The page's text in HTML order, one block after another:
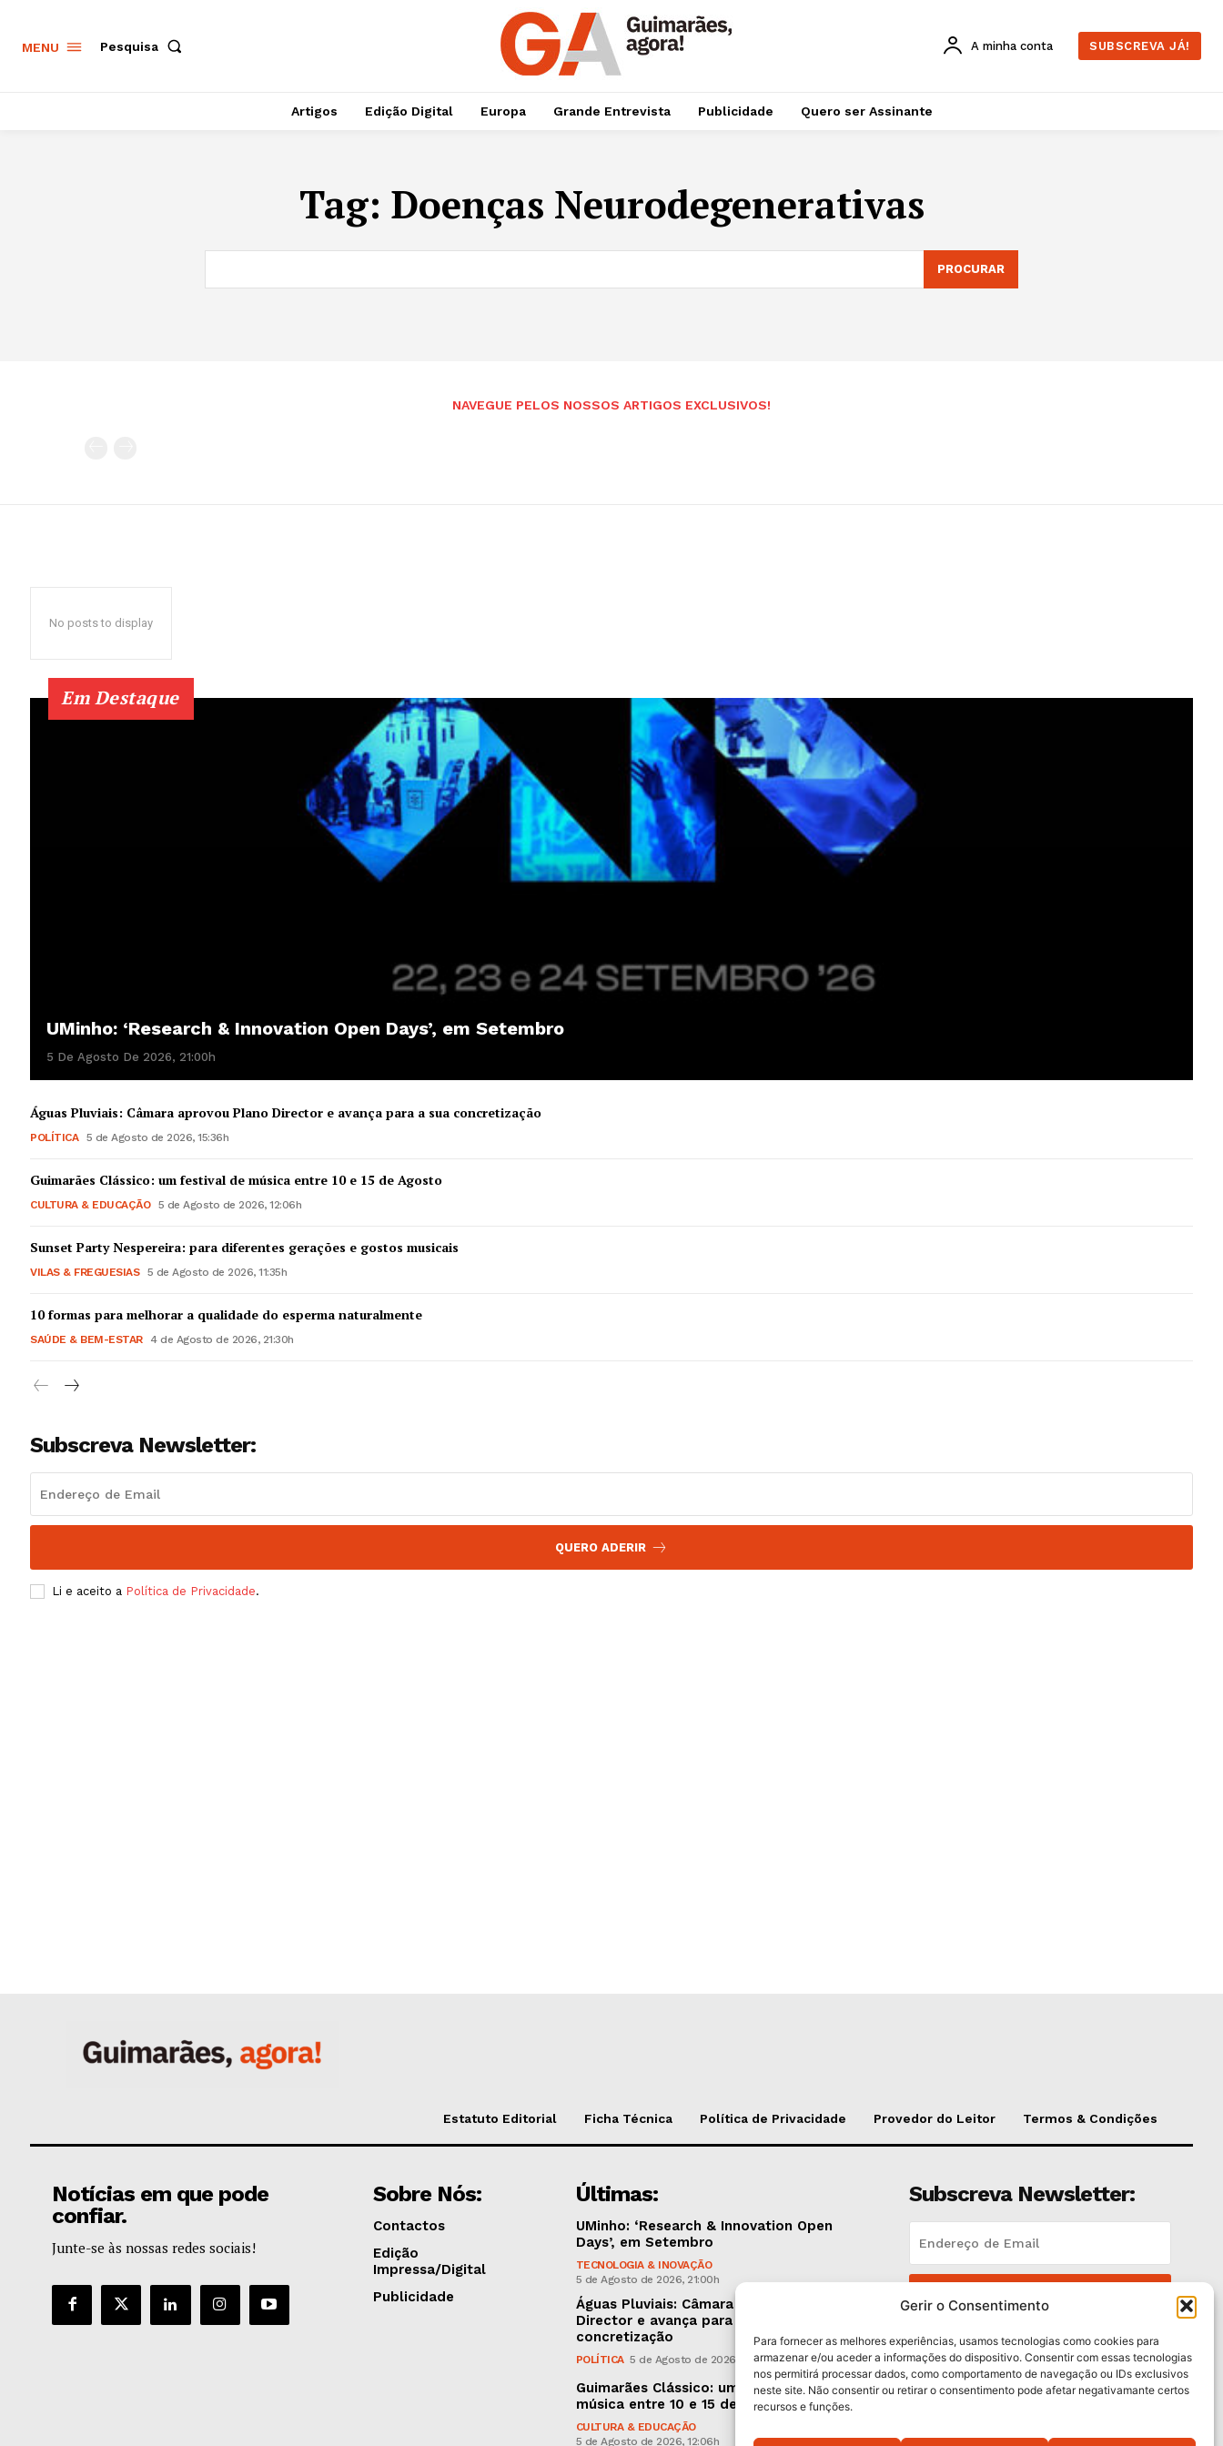
Guimarães, agora!
Gerir o Consentimento
Para fornecer as melhores experiências, usamos tecnologias como cookies para
armazenar e/ou aceder a informações do dispositivo. Consentir com essas tecnologias
nos permitirá processar dados, como comportamento de navegação ou IDs exclusivos
neste site. Não consentir ou retirar o consentimento pode afetar negativamante certos
recursos e funções.
MENU Pesquisa A minha conta SUBSCREVA JÁ!
Artigos Edição Digital Europa Grande Entrevista Publicidade Quero ser Assinante
Tag: Doenças Neurodegenerativas
PROCURAR
NAVEGUE PELOS NOSSOS ARTIGOS EXCLUSIVOS!
No posts to display
Em Destaque
UMinho: ‘Research & Innovation Open Days’, em Setembro
5 De Agosto De 2026, 21:00h
Águas Pluviais: Câmara aprovou Plano Director e avança para a sua concretização
POLÍTICA 5 de Agosto de 2026, 15:36h
Guimarães Clássico: um festival de música entre 10 e 15 de Agosto
CULTURA & EDUCAÇÃO 5 de Agosto de 2026, 12:06h
Sunset Party Nespereira: para diferentes gerações e gostos musicais
VILAS & FREGUESIAS 5 de Agosto de 2026, 11:35h
10 formas para melhorar a qualidade do esperma naturalmente
SAÚDE & BEM-ESTAR 4 de Agosto de 2026, 21:30h
Subscreva Newsletter:
QUERO ADERIR
Li e aceito a Política de Privacidade.
Estatuto Editorial Ficha Técnica Política de Privacidade Provedor do Leitor Termos & Condições
Notícias em que pode
confiar.
Junte-se às nossas redes sociais!
Sobre Nós:
Contactos
Edição
Impressa/Digital
Publicidade
Últimas:
UMinho: ‘Research & Innovation Open
Days’, em Setembro
TECNOLOGIA & INOVAÇÃO
5 de Agosto de 2026, 21:00h
Águas Pluviais: Câmara aprovou Plano
Director e avança para a sua
concretização
POLÍTICA 5 de Agosto de 2026, 15:36h
Guimarães Clássico: um festival de
música entre 10 e 15 de Agosto
CULTURA & EDUCAÇÃO
5 de Agosto de 2026, 12:06h
Subscreva Newsletter:
Li e aceito aPolítica de Privacidade .